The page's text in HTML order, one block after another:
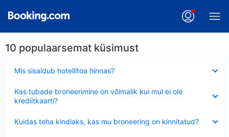
10 populaarsemat küsimust
Mis sisaldub hotellitoa hinnas?
Kas tubade broneerimine on võimalik kui mul ei ole
krediitkaarti?
Kuidas teha kindlaks, kas mu broneering on kinnitatud?